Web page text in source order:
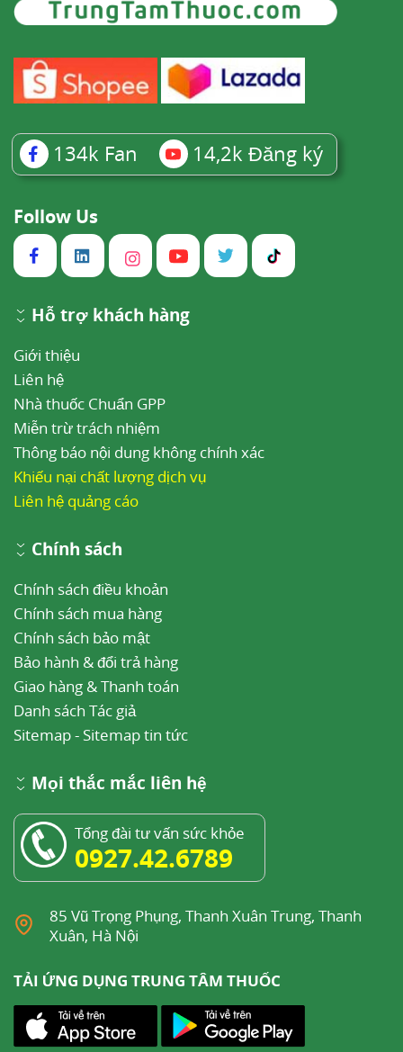
134k Fan 14,2k Đăng ký
Follow Us
Hỗ trợ khách hàng
Giới thiệu
Liên hệ
Nhà thuốc Chuẩn GPP
Miễn trừ trách nhiệm
Thông báo nội dung không chính xác
Khiếu nại chất lượng dịch vụ
Liên hệ quảng cáo
Chính sách
Chính sách điều khoản
Chính sách mua hàng
Chính sách bảo mật
Bảo hành & đổi trả hàng
Giao hàng & Thanh toán
Danh sách Tác giả
Sitemap- Sitemap tin tức
Mọi thắc mắc liên hệ
Tổng đài tư vấn sức khỏe
0927.42.6789
85 Vũ Trọng Phụng, Thanh Xuân Trung, Thanh
Xuân, Hà Nội
TẢI ỨNG DỤNG TRUNG TÂM THUỐC